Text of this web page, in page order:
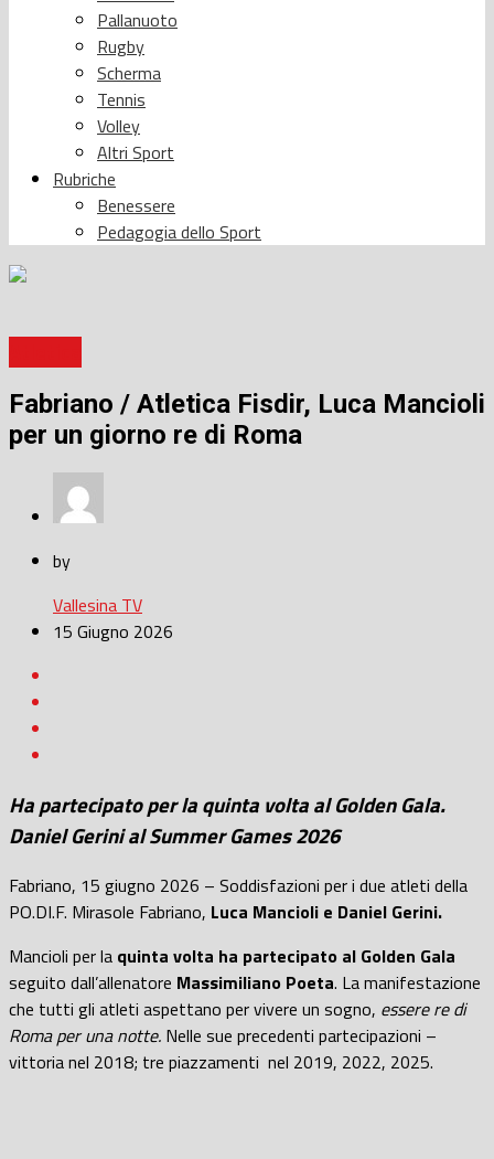
Pallanuoto
Rugby
Scherma
Tennis
Volley
Altri Sport
Rubriche
Benessere
Pedagogia dello Sport
Fabriano / Atletica Fisdir, Luca Mancioli
per un giorno re di Roma
by
Vallesina TV
15 Giugno 2026
Ha partecipato per la quinta volta al Golden Gala.
Daniel Gerini al Summer Games 2026
Fabriano, 15 giugno 2026 – Soddisfazioni per i due atleti della
PO.DI.F. Mirasole Fabriano, Luca Mancioli e Daniel Gerini.
Mancioli per la quinta volta ha partecipato al Golden Gala
seguito dall’allenatore Massimiliano Poeta. La manifestazione
che tutti gli atleti aspettano per vivere un sogno, essere re di
Roma per una notte. Nelle sue precedenti partecipazioni –
vittoria nel 2018; tre piazzamenti nel 2019, 2022, 2025.